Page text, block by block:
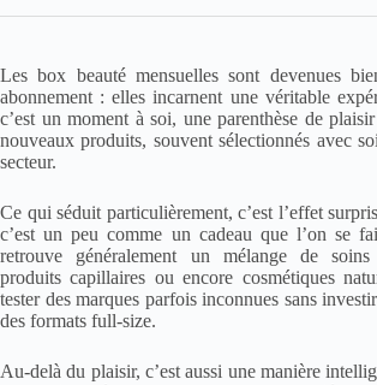
Les box beauté mensuelles sont devenues
abonnement : elles incarnent une véritable
c’est un moment à soi, une parenthèse de
nouveaux produits, souvent sélectionnés avec
secteur.
Ce qui séduit particulièrement, c’est l’effet
c’est un peu comme un cadeau que l’on se
retrouve généralement un mélange de soins
produits capillaires ou encore cosmétiques
tester des marques parfois inconnues sans
des formats full-size.
Au-delà du plaisir, c’est aussi une manière